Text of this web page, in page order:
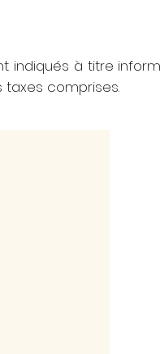
indiqués à titre
comprises.